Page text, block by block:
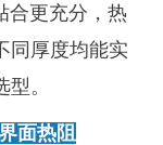
合更充分，热
同厚度均能实
。
面热阻